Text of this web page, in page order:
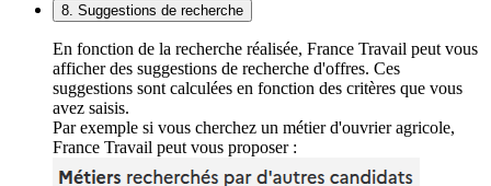
8. Suggestions de recherche
En fonction de la recherche réalisée, France Travail peut vous
afficher des suggestions de recherche d'offres. Ces
suggestions sont calculées en fonction des critères que vous
avez saisis.
Par exemple si vous cherchez un métier d'ouvrier agricole,
France Travail peut vous proposer :